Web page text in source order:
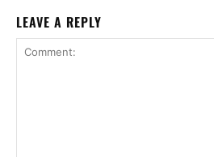
LEAVE A REPLY